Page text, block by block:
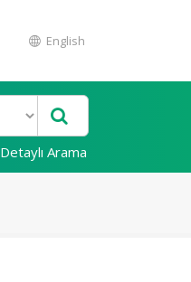
English
Detaylı Arama